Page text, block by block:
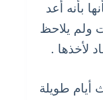
بأنه أعد
ولم يلاحظ
لأخذها .
أيام طويلة